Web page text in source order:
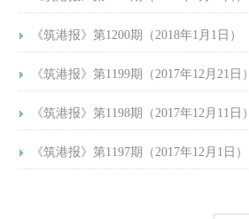
《筑港报》第1200期（2018年1月1日）
《筑港报》第1199期（2017年12月21日）
《筑港报》第1198期（2017年12月11日）
《筑港报》第1197期（2017年12月1日）